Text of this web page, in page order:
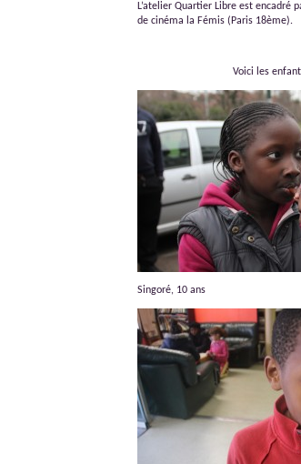
L’atelier Quartier Libre est encadré
de cinéma la Fémis (Paris 18ème).
Voici les
Singoré, 10 ans